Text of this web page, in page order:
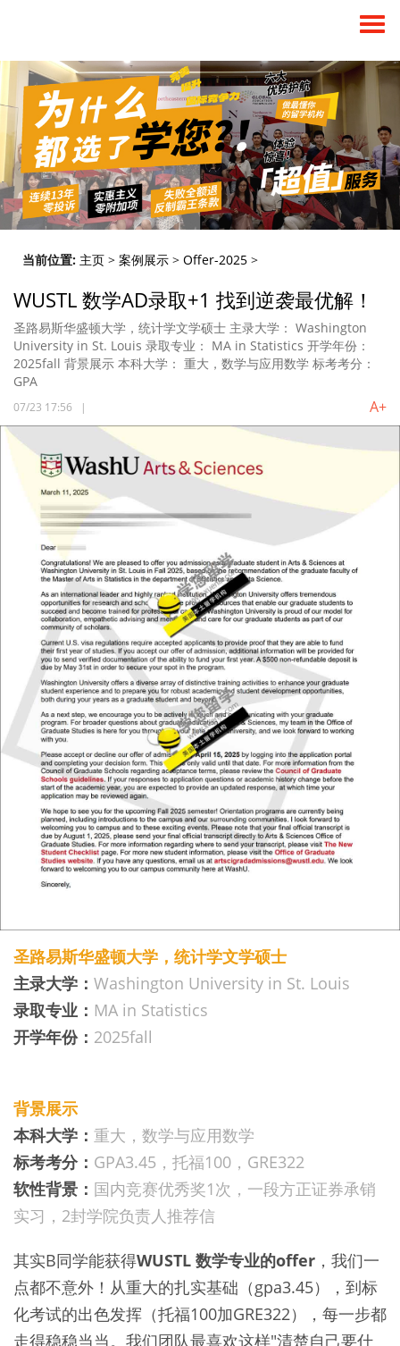
当前位置: 主页 > 案例展示 > Offer-2025 >
WUSTL 数学AD录取+1 找到逆袭最优解！
圣路易斯华盛顿大学，统计学文学硕士 主录大学： Washington
University in St. Louis 录取专业： MA in Statistics 开学年份：
2025fall 背景展示 本科大学： 重大，数学与应用数学 标考考分：
GPA
07/23 17:56 | A+
圣路易斯华盛顿大学，统计学文学硕士
主录大学： Washington University in St. Louis
录取专业： MA in Statistics
开学年份： 2025fall
背景展示
本科大学： 重大，数学与应用数学
标考考分： GPA3.45，托福100，GRE322
软性背景： 国内竞赛优秀奖1次，一段方正证券承销
实习，2封学院负责人推荐信
其实B同学能获得WUSTL 数学专业的offer ，我们一
点都不意外！从重大的扎实基础（gpa3.45），到标
化考试的出色发挥（托福100加GRE322），每一步都
走得稳稳当当。我们团队最喜欢这样"清楚自己要什